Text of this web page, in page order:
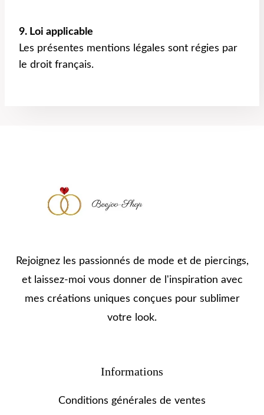
9. Loi applicable
Les présentes mentions légales sont régies par
le droit français.
Rejoignez les passionnés de mode et de piercings,
et laissez-moi vous donner de l'inspiration avec
mes créations uniques conçues pour sublimer
votre look.
Informations
Conditions générales de ventes